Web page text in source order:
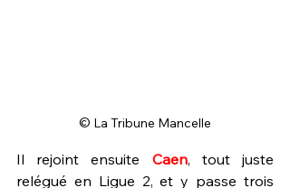
© La Tribune Mancelle
Il rejoint ensuite Caen, tout juste
relégué en Ligue 2, et y passe trois